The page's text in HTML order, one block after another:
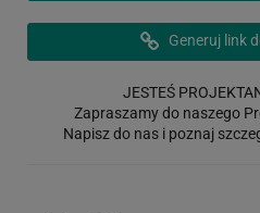
Generuj link
JESTEŚ
Zapraszamy do naszego
Napisz do nas i poznaj